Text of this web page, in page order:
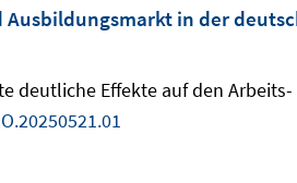
in der
deutliche Effekte auf den